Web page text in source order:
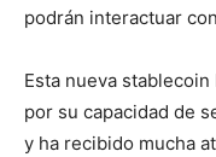
podrán interactuar
Esta nueva stablecoin
por su capacidad de
y ha recibido mucha